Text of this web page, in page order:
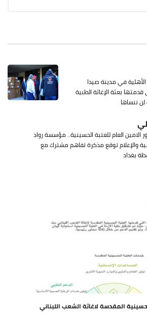
في مدينة صيدا
قدمتها بعثة الإغاثة الطبية
لن ننساها
الامين العام للعتبة الحسينية.. مؤسسة رواد
والإعلام توقع مذكرة تفاهم مشترك مع
بغداد
المقدسة لاغاثة الشعب اللبناني